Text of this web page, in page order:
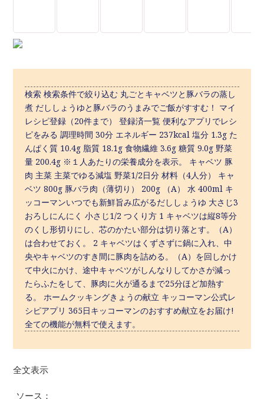
検索 検索条件で絞り込む 丸ごとキャベツと豚バラの蒸し
煮 だししょうゆと豚バラのうまみでご飯がすすむ！ マイ
レシピ登録（20件まで） 登録済一覧 便利なアプリでレシ
ピをみる 調理時間 30分 エネルギー 237kcal 塩分 1.3g た
んぱく質 10.4g 脂質 18.1g 食物繊維 3.6g 糖質 9.0g 野菜
量 200.4g ※１人あたりの栄養成分を表示。 キャベツ 豚
肉 主菜 主菜でゆる減塩 野菜1/2日分 材料（4人分） キャ
ベツ 800g 豚バラ肉（薄切り） 200g （A） 水 400ml キ
ッコーマンいつでも新鮮旨み広がるだししょうゆ 大さじ3
おろしにんにく 小さじ1/2 つくり方 1 キャベツは縦8等分
のくし形切りにし、芯のかたい部分は切り落とす。（A）
は合わせておく。 2 キャベツはくずさずに鍋に入れ、中
央やキャベツのすき間に豚肉を詰める。（A）を回しかけ
て中火にかけ、途中キャベツがしんなりしてかさが減っ
たらふたをして、豚肉に火が通るまで25分ほど加熱す
る。 ホームクッキングきょうの献立 キッコーマン公式レ
シピアプリ 365日キッコーマンのおすすめ献立をお届け!
全ての機能が無料で使えます。
全文表示
ソース：